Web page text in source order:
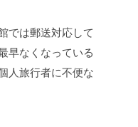
では郵送対応して
早なくなっている
人旅行者に不便な